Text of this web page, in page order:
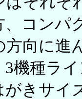
、コンパ
方向に進
3機種ラ
がきサイ